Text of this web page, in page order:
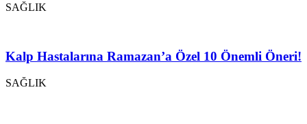
SAĞLIK
Kalp Hastalarına Ramazan’a Özel 10 Önemli Öneri!
SAĞLIK